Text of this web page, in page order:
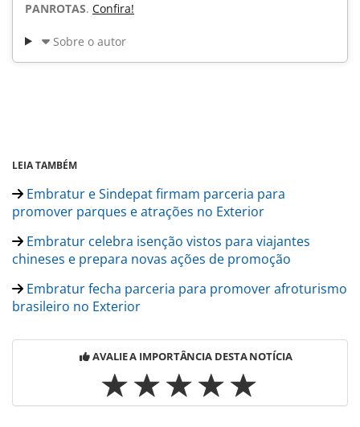
PANROTAS. Confira!
Sobre o autor
LEIA TAMBÉM
Embratur e Sindepat firmam parceria para
promover parques e atrações no Exterior
Embratur celebra isenção vistos para viajantes
chineses e prepara novas ações de promoção
Embratur fecha parceria para promover afroturismo
brasileiro no Exterior
AVALIE A IMPORTÂNCIA DESTA NOTÍCIA